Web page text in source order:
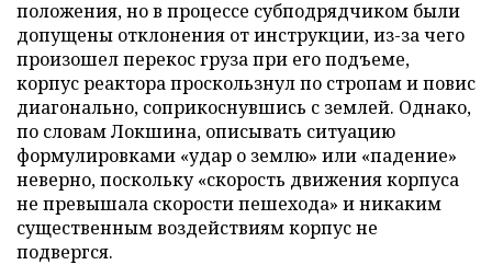
положения, но в процессе субподрядчиком были
допущены отклонения от инструкции, из-за чего
произошел перекос груза при его подъеме,
корпус реактора проскользнул по стропам и повис
диагонально, соприкоснувшись с землей. Однако,
по словам Локшина, описывать ситуацию
формулировками «удар о землю» или «падение»
неверно, поскольку «скорость движения корпуса
не превышала скорости пешехода» и никаким
существенным воздействиям корпус не
подвергся.